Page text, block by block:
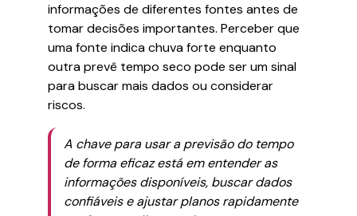
informações de diferentes fontes antes de
tomar decisões importantes. Perceber que
uma fonte indica chuva forte enquanto
outra prevê tempo seco pode ser um sinal
para buscar mais dados ou considerar
riscos.
A chave para usar a previsão do tempo
de forma eficaz está em entender as
informações disponíveis, buscar dados
confiáveis e ajustar planos rapidamente